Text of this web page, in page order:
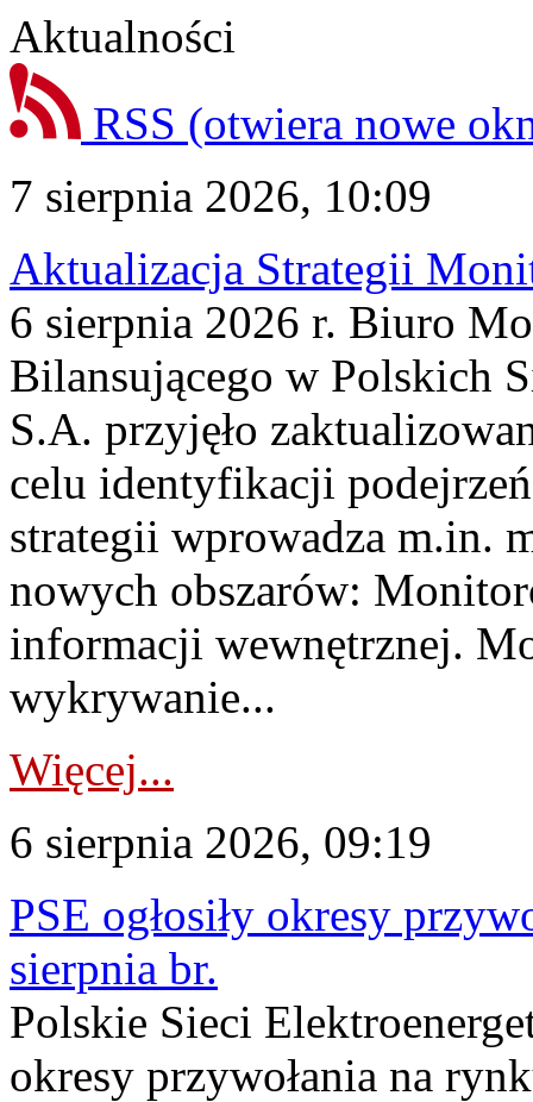
Aktualności
RSS (otwiera nowe
7 sierpnia 2026, 10:09
Aktualizacja Strategii
6 sierpnia 2026 r. Biuro
Bilansującego w Polskich
S.A. przyjęło
celu identyfikacji
strategii wprowadza m.in.
nowych obszarów:
informacji wewnętrznej.
wykrywanie...
Więcej...
6 sierpnia 2026, 09:19
PSE ogłosiły okresy
sierpnia br.
Polskie Sieci
okresy przywołania na